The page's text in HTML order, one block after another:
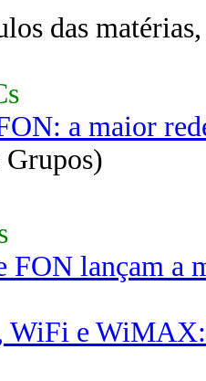
das
a maior
FON lançam a
WiFi e